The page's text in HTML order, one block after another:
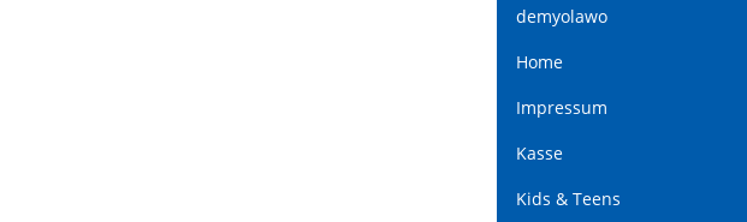
demyolawo
Home
Impressum
Kasse
Kids & Teens